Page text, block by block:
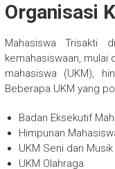
Organisasi
Mahasiswa Trisakti
kemahasiswaan, mulai
mahasiswa (UKM),
Beberapa UKM yang
Badan Eksekutif
Himpunan
UKM Seni dan Musik
UKM Olahraga